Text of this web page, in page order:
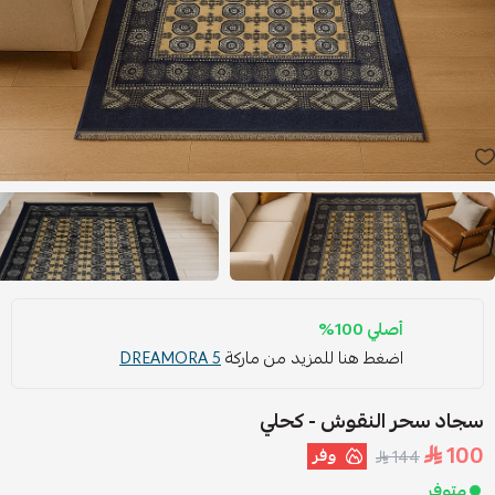
أصلي 100%
اضغط هنا للمزيد من ماركةDREAMORA 5
سجاد سحر النقوش - كحلي
100
144 وفر